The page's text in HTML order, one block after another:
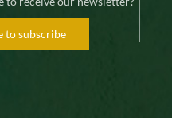
to subscribe